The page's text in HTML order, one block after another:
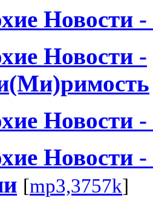
Новости
Новости -
Новости
Новости
[mp3,3757k]